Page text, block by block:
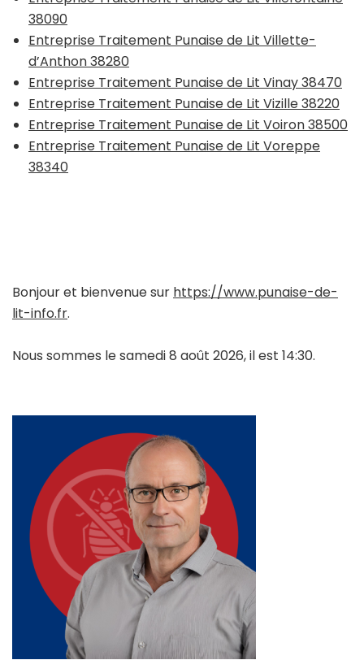
38090
Entreprise Traitement Punaise de Lit Villette-
d’Anthon 38280
Entreprise Traitement Punaise de Lit Vinay 38470
Entreprise Traitement Punaise de Lit Vizille 38220
Entreprise Traitement Punaise de Lit Voiron 38500
Entreprise Traitement Punaise de Lit Voreppe
38340
Bonjour et bienvenue sur https://www.punaise-de-
lit-info.fr.
Nous sommes le samedi 8 août 2026, il est 14:30.